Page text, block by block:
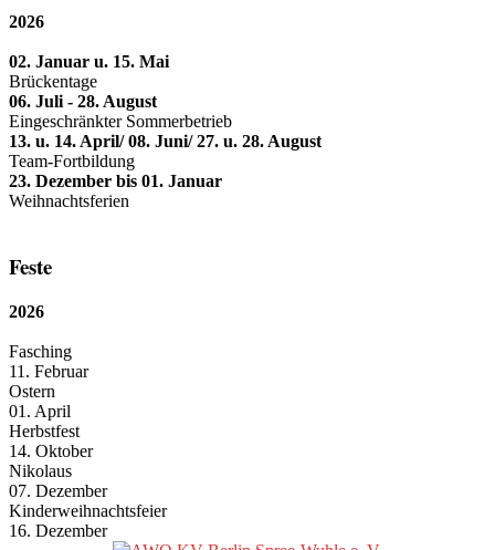
2026
02. Januar u. 15. Mai
Brückentage
06. Juli - 28. August
Eingeschränkter Sommerbetrieb
13. u. 14. April/ 08. Juni/ 27. u. 28. August
Team-Fortbildung
23. Dezember bis 01. Januar
Weihnachtsferien
Feste
2026
Fasching
11. Februar
Ostern
01. April
Herbstfest
14. Oktober
Nikolaus
07. Dezember
Kinderweihnachtsfeier
16. Dezember